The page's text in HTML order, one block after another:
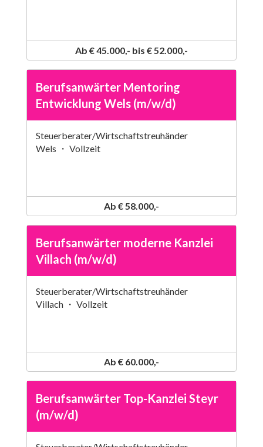
Ab € 45.000,- bis € 52.000,-
Berufsanwärter Mentoring
Entwicklung Wels (m/w/d)
Steuerberater/Wirtschaftstreuhänder
Wels ・ Vollzeit
Ab € 58.000,-
Berufsanwärter moderne Kanzlei
Villach (m/w/d)
Steuerberater/Wirtschaftstreuhänder
Villach ・ Vollzeit
Ab € 60.000,-
Berufsanwärter Top-Kanzlei Steyr
(m/w/d)